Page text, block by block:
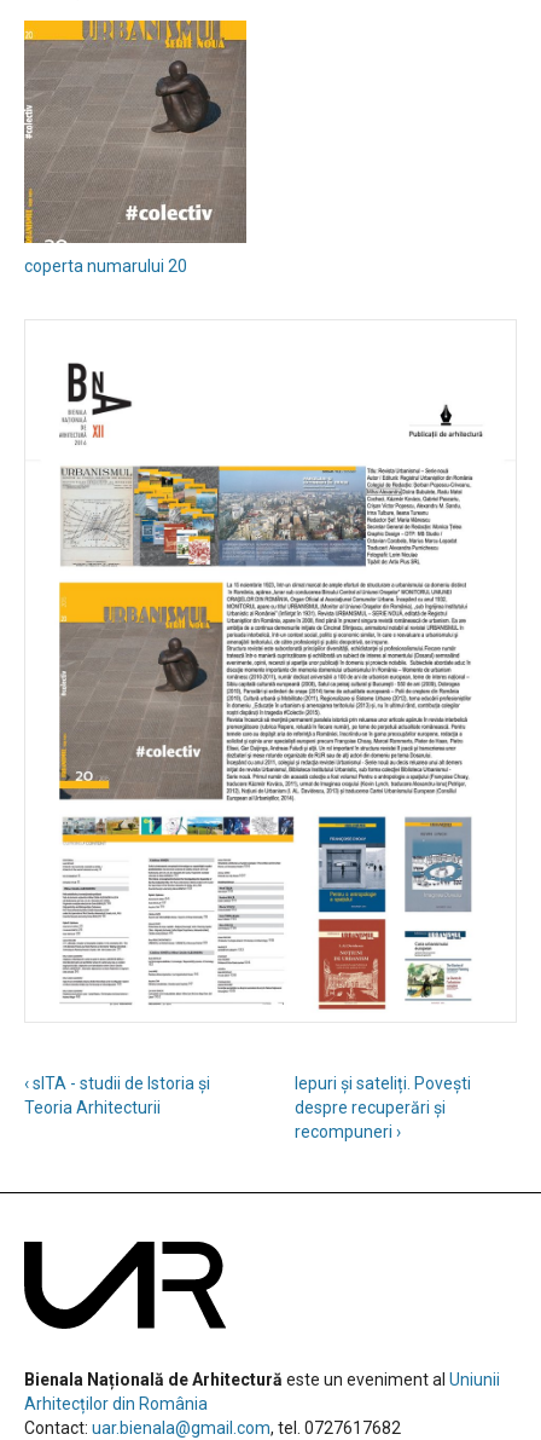
coperta numarului 20
‹ sITA - studii de Istoria și
Teoria Arhitecturii
Iepuri și sateliți. Povești
despre recuperări și
recompuneri ›
Bienala Națională de Arhitectură este un eveniment al Uniunii
Arhitecților din România
Contact: uar.bienala@gmail.com, tel. 0727617682